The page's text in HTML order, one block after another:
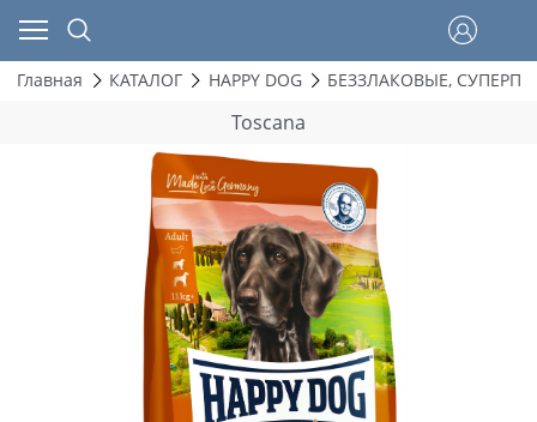
Главная КАТАЛОГ HAPPY DOG БЕЗЗЛАКОВЫЕ,
Toscana